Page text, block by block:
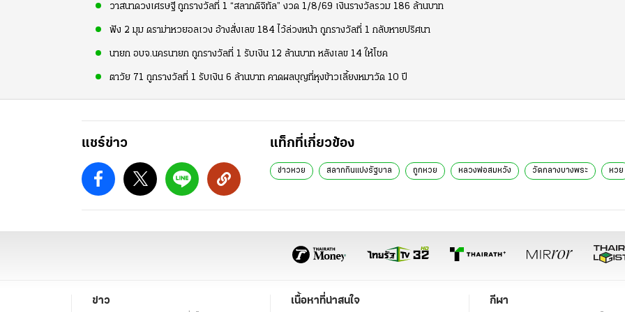
วาสนาดวงเศรษฐี ถูกรางวัลที่ 1 “สลากดิจิทัล” งวด 1/8/69 เงินรางวัลรวม 186 ล้านบาท
ฟัง 2 มุม ดราม่าหวยอลเวง อ้างสั่งเลข 184 ไว้ล่วงหน้า ถูกรางวัลที่ 1 กลับหายปริศนา
นายก อบจ.นครนายก ถูกรางวัลที่ 1 รับเงิน 12 ล้านบาท หลังเลข 14 ให้โชค
ตาวัย 71 ถูกรางวัลที่ 1 รับเงิน 6 ล้านบาท คาดผลบุญที่หุงข้าวเลี้ยงหมาวัด 10 ปี
แชร์ข่าว แท็กที่เกี่ยวข้อง
ข่าวหวย สลากกินแบ่งรัฐบาล ถูกหวย หลวงพ่อสมหวัง วัดกลางบางพระ หวย
ข่าว เนื้อหาที่น่าสนใจ กีฬา